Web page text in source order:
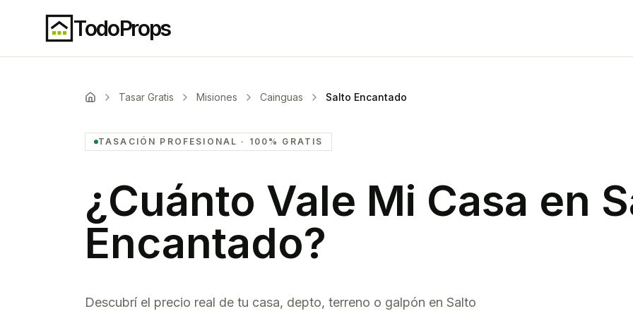
TodoProps
Tasar Gratis Misiones Cainguas Salto Encantado
TASACIÓN PROFESIONAL · 100% GRATIS
¿Cuánto Vale Mi Casa en
Encantado?
Descubrí el precio real de tu casa, depto, terreno o galpón en Salto